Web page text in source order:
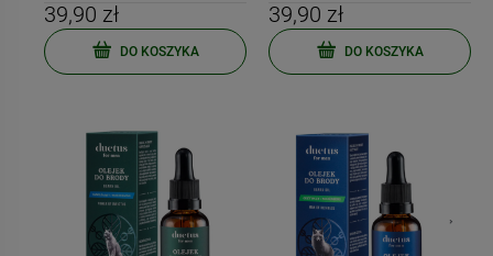
39,90 zł
DO KOSZYKA
39,90 zł
DO KOSZYKA